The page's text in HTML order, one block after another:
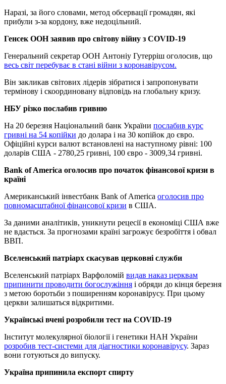
Наразі, за його словами, метод обсервації громадян, які
прибули з-за кордону, вже недоцільний.
Генсек ООН заявив про світову війну з COVID-19
Генеральний секретар ООН Антоніу Гутерріш оголосив, що
весь світ перебуває в стані війни з коронавірусом.
Він закликав світових лідерів зібратися і запропонувати
термінову і скоординовану відповідь на глобальну кризу.
НБУ різко послабив гривню
На 20 березня Національний банк України послабив курс
гривні на 54 копійки до долара і на 30 копійок до євро.
Офіційні курси валют встановлені на наступному рівні: 100
доларів США - 2780,25 гривні, 100 євро - 3009,34 гривні.
Bank of America оголосив про початок фінансової кризи в
країні
Американський інвестбанк Bank of America оголосив про
повномасштабної фінансової кризи в США.
За даними аналітиків, уникнути рецесії в економіці США вже
не вдасться. За прогнозами країні загрожує безробіття і обвал
ВВП.
Вселенський патріарх скасував церковні служби
Вселенський патріарх Варфоломій видав наказ церквам
припинити проводити богослужіння і обряди до кінця березня
з метою боротьби з поширенням коронавірусу. При цьому
церкви залишаться відкритими.
Українські вчені розробили тест на COVID-19
Інститут молекулярної біології і генетики НАН України
розробив тест-системи для діагностики коронавірусу. Зараз
вони готуються до випуску.
Україна припинила експорт спирту